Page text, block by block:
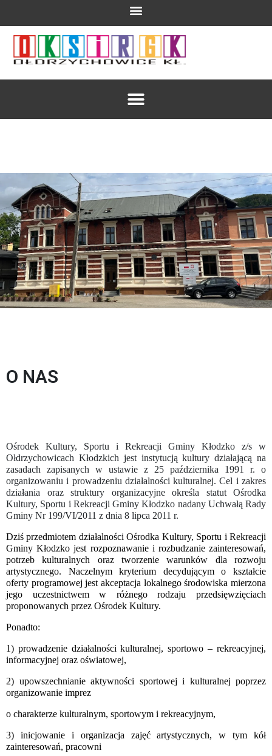
O NAS
Ośrodek Kultury, Sportu i Rekreacji Gminy Kłodzko z/s w
Ołdrzychowicach Kłodzkich jest instytucją kultury działającą na
zasadach zapisanych w ustawie z 25 października 1991 r. o
organizowaniu i prowadzeniu działalności kulturalnej. Cel i zakres
działania oraz struktury organizacyjne określa statut Ośrodka
Kultury, Sportu i Rekreacji Gminy Kłodzko nadany Uchwałą Rady
Gminy Nr 199/VI/2011 z dnia 8 lipca 2011 r.
Dziś przedmiotem działalności Ośrodka Kultury, Sportu i Rekreacji
Gminy Kłodzko jest rozpoznawanie i rozbudzanie zainteresowań,
potrzeb kulturalnych oraz tworzenie warunków dla rozwoju
artystycznego. Naczelnym kryterium decydującym o kształcie
oferty programowej jest akceptacja lokalnego środowiska mierzona
jego uczestnictwem w różnego rodzaju przedsięwzięciach
proponowanych przez Ośrodek Kultury.
Ponadto:
1) prowadzenie działalności kulturalnej, sportowo – rekreacyjnej,
informacyjnej oraz oświatowej,
2) upowszechnianie aktywności sportowej i kulturalnej poprzez
organizowanie imprez
o charakterze kulturalnym, sportowym i rekreacyjnym,
3) inicjowanie i organizacja zajęć artystycznych, w tym kół
zainteresowań, pracowni